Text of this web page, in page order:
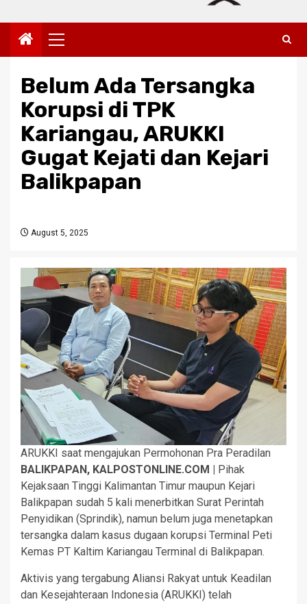
Primary
Menu
Belum Ada Tersangka
Korupsi di TPK
Kariangau, ARUKKI
Gugat Kejati dan Kejari
Balikpapan
August 5, 2025
ARUKKI saat mengajukan Permohonan Pra Peradilan
BALIKPAPAN, KALPOSTONLINE.COM | Pihak
Kejaksaan Tinggi Kalimantan Timur maupun Kejari
Balikpapan sudah 5 kali menerbitkan Surat Perintah
Penyidikan (Sprindik), namun belum juga menetapkan
tersangka dalam kasus dugaan korupsi Terminal Peti
Kemas PT Kaltim Kariangau Terminal di Balikpapan.
Aktivis yang tergabung Aliansi Rakyat untuk Keadilan
dan Kesejahteraan Indonesia (ARUKKI) telah